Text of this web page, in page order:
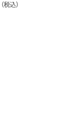
（税込）